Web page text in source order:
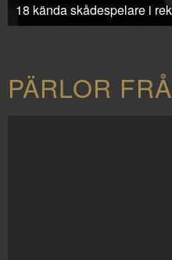
18 kända skådespelare i
PÄRLOR